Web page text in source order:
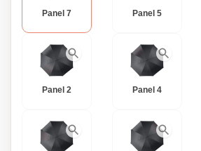
Panel 7 Panel 5
Panel 2 Panel 4